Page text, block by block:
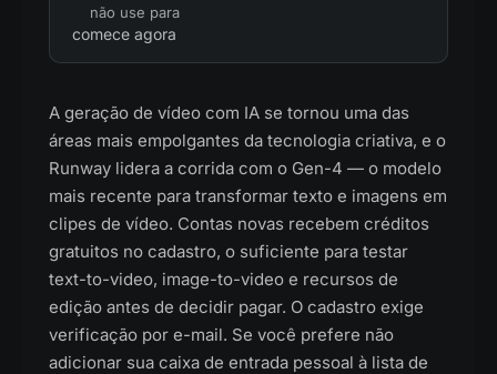
não use para
comece agora
A geração de vídeo com IA se tornou uma das
áreas mais empolgantes da tecnologia criativa, e o
Runway lidera a corrida com o Gen-4 — o modelo
mais recente para transformar texto e imagens em
clipes de vídeo. Contas novas recebem créditos
gratuitos no cadastro, o suficiente para testar
text-to-video, image-to-video e recursos de
edição antes de decidir pagar. O cadastro exige
verificação por e-mail. Se você prefere não
adicionar sua caixa de entrada pessoal à lista de